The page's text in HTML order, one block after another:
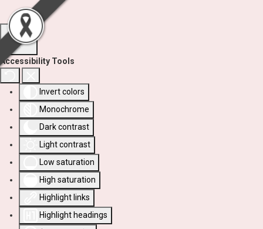
Accessibility Tools
Invert colors
Monochrome
Dark contrast
Light contrast
Low saturation
High saturation
Highlight links
Highlight headings